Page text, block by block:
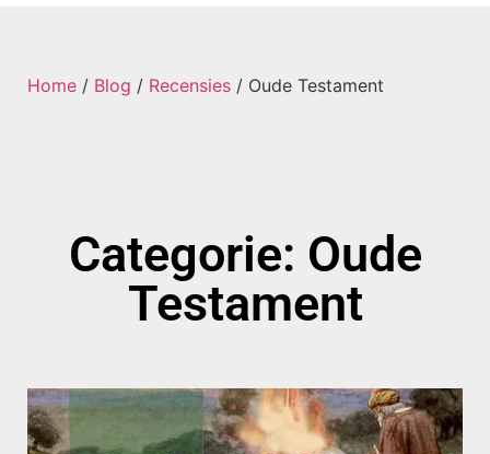
Home / Blog / Recensies / Oude Testament
Categorie: Oude
Testament